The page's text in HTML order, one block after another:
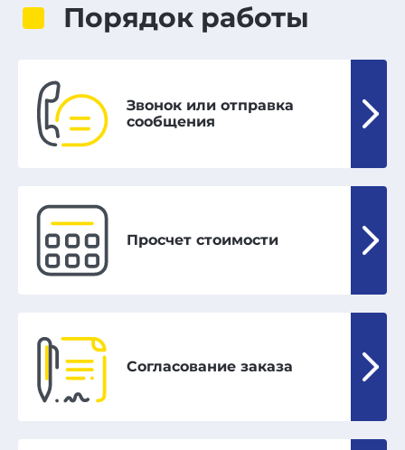
Порядок работы
Звонок или отправка
сообщения
Просчет стоимости
Согласование заказа